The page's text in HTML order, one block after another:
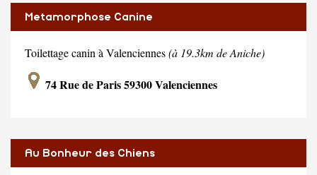
Metamorphose Canine
Toilettage canin à Valenciennes(à 19.3km de Aniche)
74 Rue de Paris 59300 Valenciennes
Au Bonheur des Chiens